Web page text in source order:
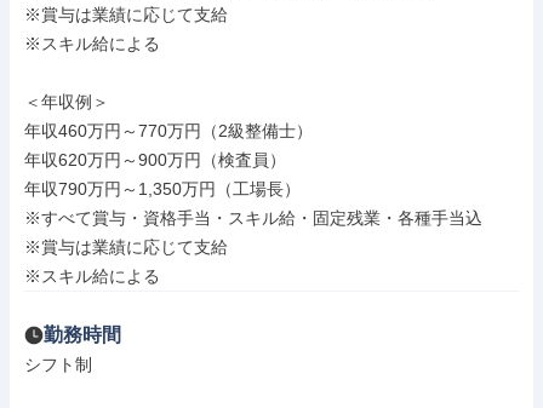
※賞与は業績に応じて支給
※スキル給による
＜年収例＞
年収460万円～770万円（2級整備士）
年収620万円～900万円（検査員）
年収790万円～1,350万円（工場長）
※すべて賞与・資格手当・スキル給・固定残業・各種手当込
※賞与は業績に応じて支給
※スキル給による
勤務時間
シフト制